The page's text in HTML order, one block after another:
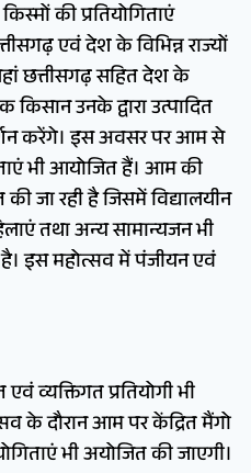
की प्रतियोगिताएं
एवं देश के विभिन्न राज्यों
छत्तीसगढ़ सहित देश के
उनके द्वारा उत्पादित
करेंगे। इस अवसर पर आम से
भी आयोजित हैं। आम की
जा रही है जिसमें विद्यालयीन
तथा अन्य सामान्यजन भी
इस महोत्सव में पंजीयन एवं
व्यक्तिगत प्रतियोगी भी
के दौरान आम पर केंद्रित मैंगो
भी अयोजित की जाएगी।